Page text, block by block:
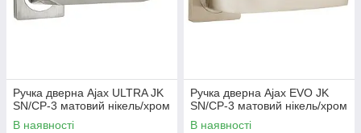
Ручка дверна Ajax ULTRA JK
SN/CP-3 матовий нікель/хром
В наявності
Ручка дверна Ajax EVO JK
SN/CP-3 матовий нікель/хром
В наявності